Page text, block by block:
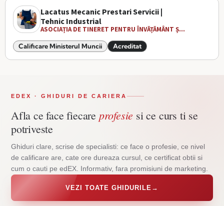
Lacatus Mecanic Prestari Servicii |
Tehnic Industrial
ASOCIAȚIA DE TINERET PENTRU ÎNVĂȚĂMÂNT Ș...
Calificare Ministerul Muncii Acreditat
EDEX · GHIDURI DE CARIERA
Afla ce face fiecare profesie si ce curs ti se
potriveste
Ghiduri clare, scrise de specialisti: ce face o profesie, ce nivel
de calificare are, cate ore dureaza cursul, ce certificat obtii si
cum o cauti pe edEX. Informativ, fara promisiuni de marketing.
VEZI TOATE GHIDURILE →